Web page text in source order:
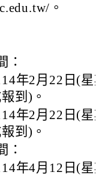
。
：
年2月22日(星
到)。
年2月22日(星
到)。
：
年4月12日(星